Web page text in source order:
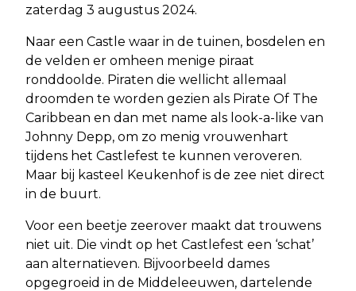
zaterdag 3 augustus 2024.
Naar een Castle waar in de tuinen, bosdelen en
de velden er omheen menige piraat
ronddoolde. Piraten die wellicht allemaal
droomden te worden gezien als Pirate Of The
Caribbean en dan met name als look-a-like van
Johnny Depp, om zo menig vrouwenhart
tijdens het Castlefest te kunnen veroveren.
Maar bij kasteel Keukenhof is de zee niet direct
in de buurt.
Voor een beetje zeerover maakt dat trouwens
niet uit. Die vindt op het Castlefest een ‘schat’
aan alternatieven. Bijvoorbeeld dames
opgegroeid in de Middeleeuwen, dartelende